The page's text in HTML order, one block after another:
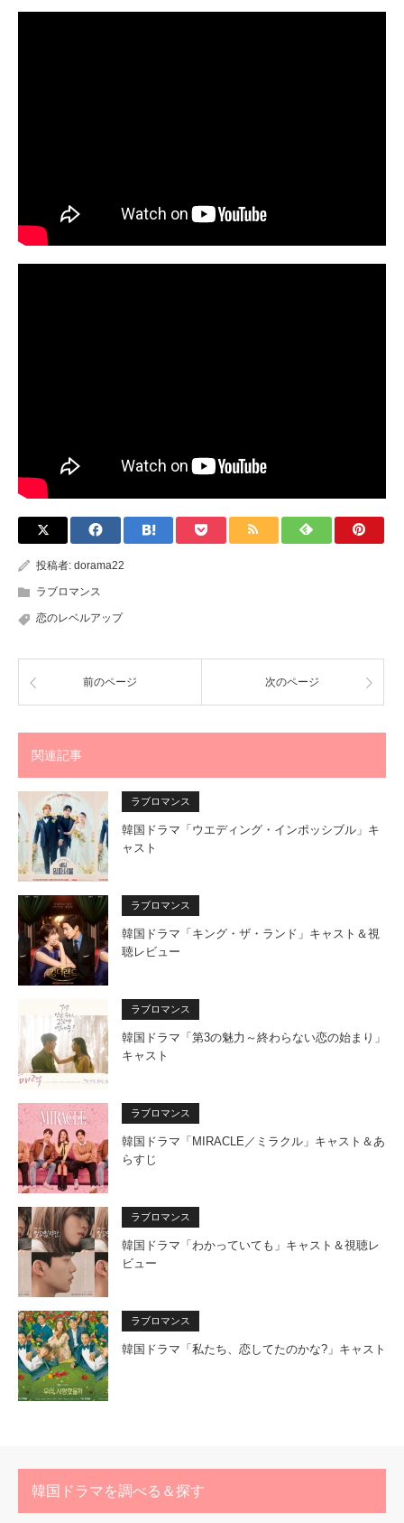
投稿者: dorama22
ラブロマンス
恋のレベルアップ
前のページ 次のページ
関連記事
ラブロマンス
韓国ドラマ「ウエディング・インポッシブル」キ
ャスト
ラブロマンス
韓国ドラマ「キング・ザ・ランド」キャスト＆視
聴レビュー
ラブロマンス
韓国ドラマ「第3の魅力～終わらない恋の始まり」
キャスト
ラブロマンス
韓国ドラマ「MIRACLE／ミラクル」キャスト＆あ
らすじ
ラブロマンス
韓国ドラマ「わかっていても」キャスト＆視聴レ
ビュー
ラブロマンス
韓国ドラマ「私たち、恋してたのかな?」キャスト
韓国ドラマを調べる＆探す